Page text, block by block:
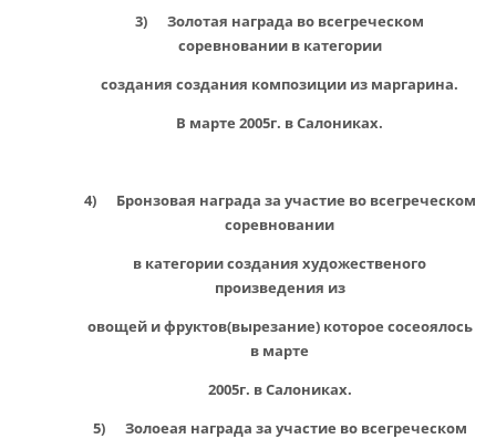
3) Золотая награда во всегреческом
соревновании в категории
создания создания композиции из маргарина.
В марте 2005г. в Салониках.
4) Бронзовая награда за участие во всегреческом
соревновании
в категории создания художественого
произведения из
овощей и фруктов(вырезание) которое сосеоялось
в марте
2005г. в Салониках.
5) Золоеая награда за участие во всегреческом